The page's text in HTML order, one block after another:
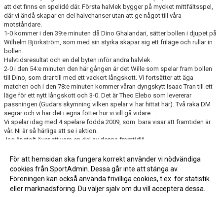
att det finns en spelidé där. Första halvlek bygger på mycket mittfältsspel,
där vi ändå skapar en del halvchanser utan att ge något till våra
motståndare.
1-0 kommer i den 39:e minuten då Dino Ghalandari, sätter bollen i djupet på
Wilhelm Björkström, som med sin styrka skapar sig ett friläge och rullar in
bollen.
Halvtidsresultat och en del byten inför andra halvlek.
2-0 i den 54:e minuten den här gången är det Wille som spelar fram bollen
till Dino, som drar till med ett vackert långskott. Vi fortsätter att äga
matchen och i den 78:e minuten kommer våran dyngskytt Isaac Tran till ett
läge för ett nytt långskott och 3-0. Det är Theo Elebo som levererar
passningen (Gudars skymning vilken spelar vi har hittat här). Två raka DM
segrar och vi har det i egna fötter hur vi vill gå vidare.
Vi spelar idag med 4 spelare födda 2009, som bara visar att framtiden är
vår. Ni är så härliga att se i aktion.
Jag är stolt över att vara en del av denna framtid!!!
Fler nyheter >>
För att hemsidan ska fungera korrekt använder vi nödvändiga
cookies från SportAdmin. Dessa går inte att stänga av.
Föreningen kan också använda frivilliga cookies, t.ex. för statistik
eller marknadsföring. Du väljer själv om du vill acceptera dessa.